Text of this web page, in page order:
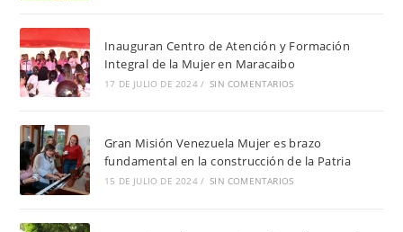
Inauguran Centro de Atención y Formación
Integral de la Mujer en Maracaibo
17 DE JULIO DE 2024 / SIN COMENTARIOS
Gran Misión Venezuela Mujer es brazo
fundamental en la construcción de la Patria
15 DE JULIO DE 2024 / SIN COMENTARIOS